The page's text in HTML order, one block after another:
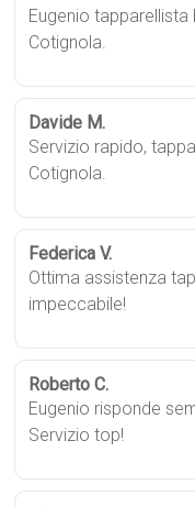
Eugenio
Cotignola.
Davide M.
Servizio rapido,
Cotignola.
Federica V.
Ottima assistenza
impeccabile!
Roberto C.
Eugenio risponde
Servizio top!